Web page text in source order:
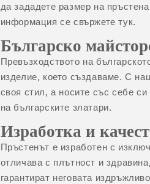
да зададете размер на
информация се свържете тук.
Българско
Превъзходството на
изделие, което създаваме. С
своя стил, а носите със себе
на българските златари.
Изработка и
Пръстенът е изработен с
отличава с плътност и
гарантират неговата